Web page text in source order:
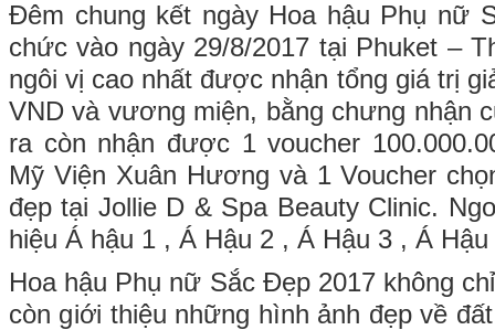
Đêm chung kết ngày Hoa hậu Phụ nữ
chức vào ngày 29/8/2017 tại Phuket –
ngôi vị cao nhất được nhận tổng giá trị
VND và vương miện, bằng chưng nhận
ra còn nhận được 1 voucher
Mỹ Viện Xuân Hương và 1 Voucher
đẹp tại Jollie D & Spa Beauty Clinic.
hiệu Á hậu 1 , Á Hậu 2 , Á Hậu 3 , Á
Hoa hậu Phụ nữ Sắc Đẹp 2017 không
còn giới thiệu những hình ảnh đẹp về